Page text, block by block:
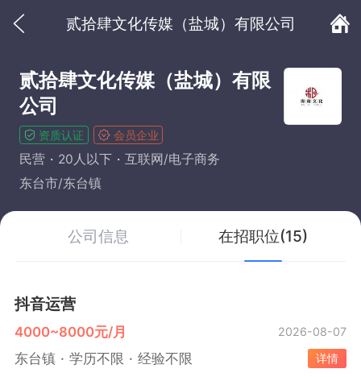
贰拾肆文化传媒（盐城）有限公司
贰拾肆文化传媒（盐城）有限
公司
资质认证 会员企业
民营 20人以下
互联网/电子商务
东台市/东台镇
公司信息 在招职位(15)
抖音运营
4000~8000元/月 2026-08-07
东台镇 学历不限 经验不限 详情